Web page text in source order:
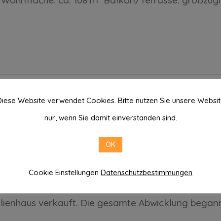
in Harsefeld/Buxtehude,
in ihren eigenen Worten:
verkauft. Die gesamte Abwicklung
Website verwendet Cookies. Bitte nutzen Sie unsere
nur, wenn Sie damit einverstanden sind.
OK
Cookie Einstellungen Datenschutzbestimmungen